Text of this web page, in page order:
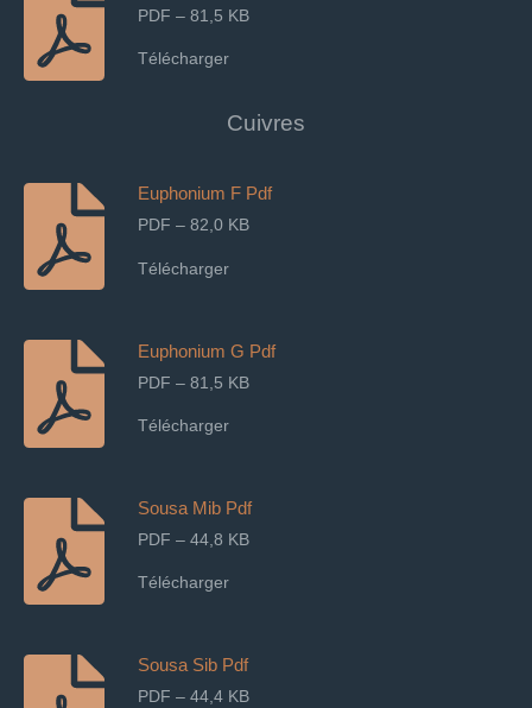
PDF – 81,5 KB
Télécharger
Cuivres
Euphonium F Pdf
PDF – 82,0 KB
Télécharger
Euphonium G Pdf
PDF – 81,5 KB
Télécharger
Sousa Mib Pdf
PDF – 44,8 KB
Télécharger
Sousa Sib Pdf
PDF – 44,4 KB